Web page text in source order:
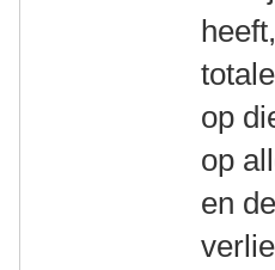
op
op
en